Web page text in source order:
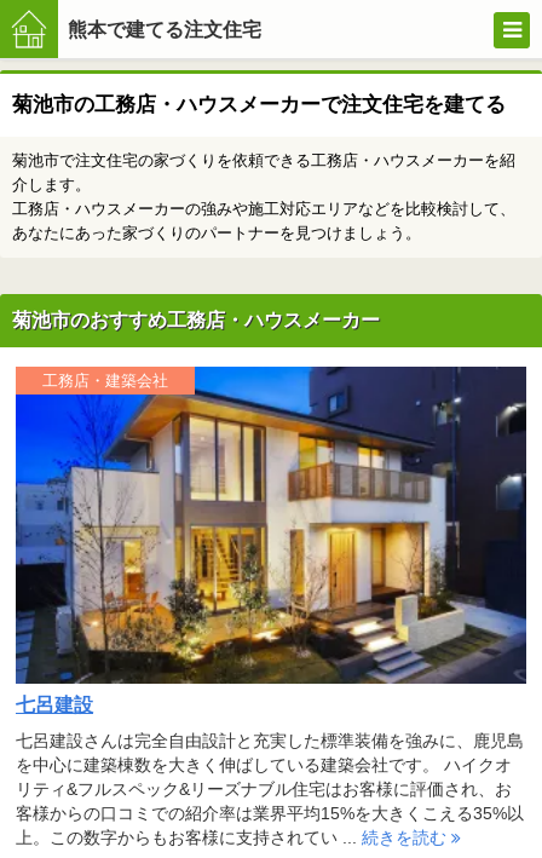
熊本で建てる注文住宅
注文住
宅の家
菊池市の工務店・ハウスメーカーで注文住宅を建てる
菊池市で注文住宅の家づくりを依頼できる工務店・ハウスメーカーを紹
介します。
工務店・ハウスメーカーの強みや施工対応エリアなどを比較検討して、
あなたにあった家づくりのパートナーを見つけましょう。
菊池市のおすすめ工務店・ハウスメーカー
七呂建設
七呂建設さんは完全自由設計と充実した標準装備を強みに、鹿児島
を中心に建築棟数を大きく伸ばしている建築会社です。 ハイクオ
リティ&フルスペック&リーズナブル住宅はお客様に評価され、お
客様からの口コミでの紹介率は業界平均15%を大きくこえる35%以
上。この数字からもお客様に支持されてい ... 続きを読む
工務店・建築会社